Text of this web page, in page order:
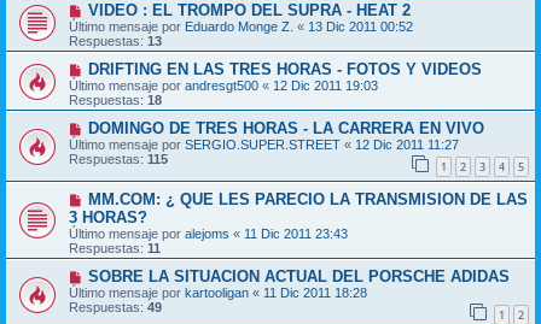
VIDEO : EL TROMPO DEL SUPRA - HEAT 2
Último mensaje por Eduardo Monge Z. « 13 Dic 2011 00:52
Respuestas: 13
DRIFTING EN LAS TRES HORAS - FOTOS Y VIDEOS
Último mensaje por andresgt500 « 12 Dic 2011 19:03
Respuestas: 18
DOMINGO DE TRES HORAS - LA CARRERA EN VIVO
Último mensaje por SERGIO.SUPER.STREET « 12 Dic 2011 11:27
Respuestas: 115 1 2 3 4 5
MM.COM: ¿ QUE LES PARECIO LA TRANSMISION DE LAS
3 HORAS?
Último mensaje por alejoms « 11 Dic 2011 23:43
Respuestas: 11
SOBRE LA SITUACION ACTUAL DEL PORSCHE ADIDAS
Último mensaje por kartooligan « 11 Dic 2011 18:28
Respuestas: 49 1 2